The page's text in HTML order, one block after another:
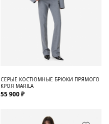
СЕРЫЕ КОСТЮМНЫЕ БРЮКИ ПРЯМОГО
КРОЯ MARILA
55 900 ₽